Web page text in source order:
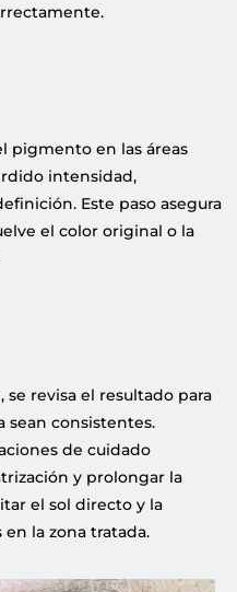
pigmento en las áreas
intensidad,
Este paso asegura
el color original o la
se revisa el resultado para
sean consistentes.
de cuidado
y prolongar la
el sol directo y la
la zona tratada.